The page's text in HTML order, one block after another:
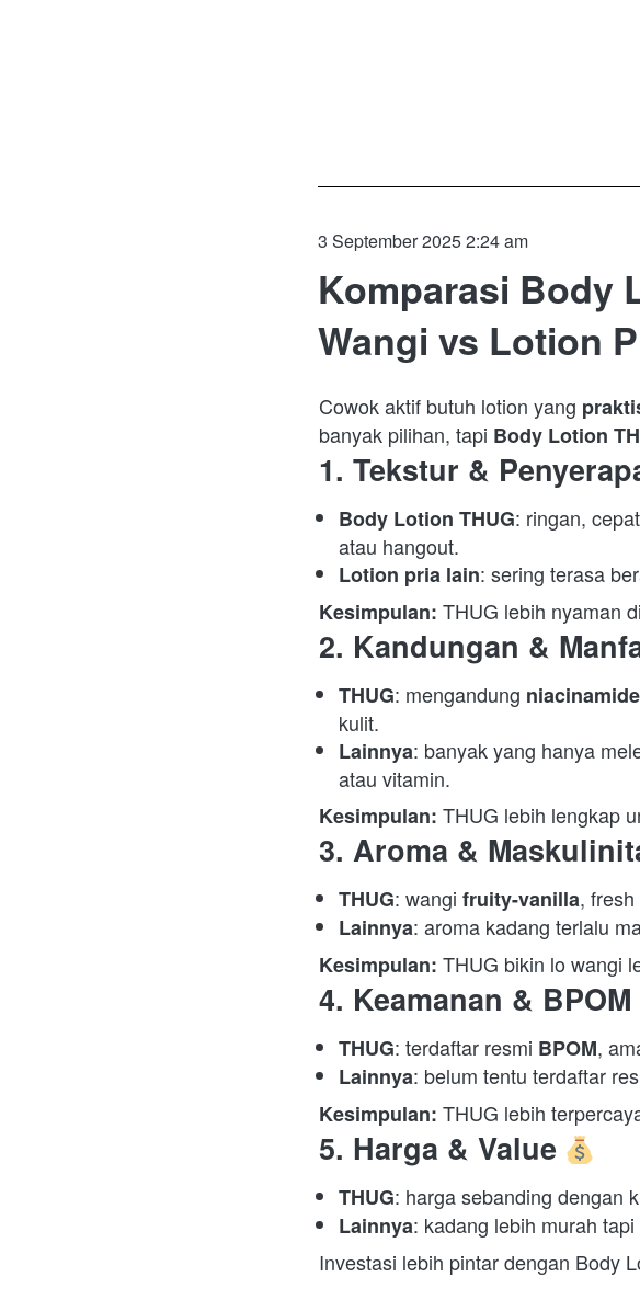
3 September 2025 2:24 am
Komparasi Body
Wangi vs Lotion
Cowok aktif butuh lotion yang
banyak pilihan, tapi Body Lotion
1. Tekstur &
Body Lotion THUG: ringan,
atau hangout.
Lotion pria lain: sering terasa
Kesimpulan: THUG lebih nyaman
2. Kandungan &
THUG: mengandung
kulit.
Lainnya: banyak yang hanya
atau vitamin.
Kesimpulan: THUG lebih lengkap
3. Aroma &
THUG: wangi fruity-vanilla,
Lainnya: aroma kadang terlalu
Kesimpulan: THUG bikin lo wangi
4. Keamanan & BPOM
THUG: terdaftar resmi BPOM,
Lainnya: belum tentu terdaftar
Kesimpulan: THUG lebih
5. Harga & Value
THUG: harga sebanding dengan
Lainnya: kadang lebih murah
Investasi lebih pintar dengan Body